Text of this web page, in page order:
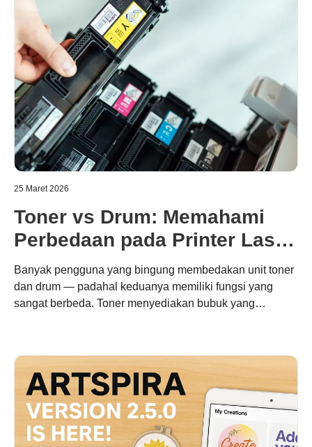
25 Maret 2026
Toner vs Drum: Memahami
Perbedaan pada Printer Laser
Brother
Banyak pengguna yang bingung membedakan unit toner
dan drum — padahal keduanya memiliki fungsi yang
sangat berbeda. Toner menyediakan bubuk yang
perbedaan ini membantu Anda mengoptimalkan biaya,
menjaga kualitas, dan mendukung pencetakan
berkelanjutan dengan sistem modular Brother.